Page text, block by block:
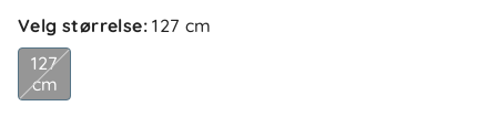
Velg størrelse:127 cm
127
cm